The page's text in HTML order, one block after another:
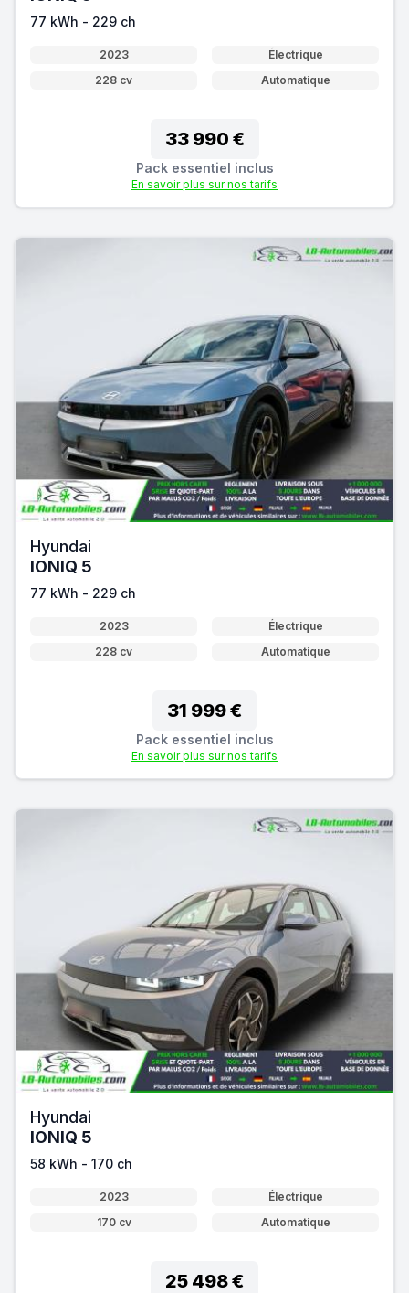
77 kWh - 229 ch
2023
Électrique
228 cv
Automatique
33 990 €
Pack essentiel inclus
En savoir plus sur nos tarifs
Hyundai
IONIQ 5
77 kWh - 229 ch
2023
Électrique
228 cv
Automatique
31 999 €
Pack essentiel inclus
En savoir plus sur nos tarifs
Hyundai
IONIQ 5
58 kWh - 170 ch
2023
Électrique
170 cv
Automatique
25 498 €